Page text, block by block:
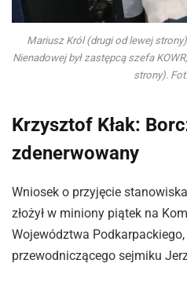
Mariusz Król (drugi od lewej
Nienadowej był zastępcą szefa
strony).
Krzysztof Kłak:
zdenerwowany
Wniosek o przyjęcie
złożył w miniony piątek na
Województwa
przewodniczącego sejmiku